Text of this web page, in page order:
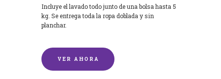
Incluye el lavado todo junto de una bolsa hasta 5
kg. Se entrega toda la ropa doblada y sin
planchar.
VER AHORA